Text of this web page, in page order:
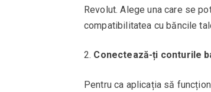
Revolut. Alege una care se
compatibilitatea cu băncile
Conectează-ți conturile
Pentru ca aplicația să